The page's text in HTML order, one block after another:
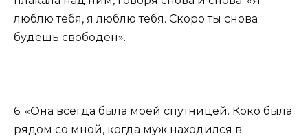
люблю тебя, я люблю тебя. Скоро ты снова
будешь свободен».
6. «Она всегда была моей спутницей. Коко была
рядом со мной, когда муж находился в